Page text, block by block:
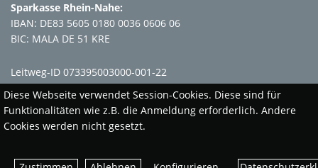
Sparkasse Rhein-Nahe:
IBAN: DE83 5605 0180 0036 0606 06
BIC: MALA DE 51 KRE
Leitweg-ID 073395003000-001-22
Diese Webseite verwendet Session-Cookies. Diese sind für
Funktionalitäten wie z.B. die Anmeldung erforderlich. Andere
Cookies werden nicht gesetzt.